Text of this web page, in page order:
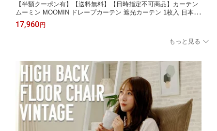
【半額クーポン有】【送料無料】【日時指定不可商品】カーテン
ムーミン MOOMIN ドレープカーテン 遮光カーテン 1枚入 日本製
遮光2級 ウォッシャブル 形状記憶加工北欧 おしゃれ 100×200cm
×1枚【COLOR CIRCLE カラーサークル】
17,960 円
もっと見る